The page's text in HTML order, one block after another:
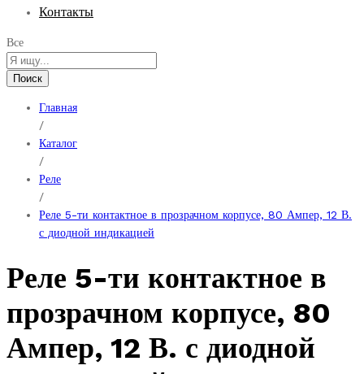
Контакты
Все
Поиск
Главная
/
Каталог
/
Реле
/
Реле 5-ти контактное в прозрачном корпусе, 80 Ампер, 12 В.
с диодной индикацией
Реле 5-ти контактное в
прозрачном корпусе, 80
Ампер, 12 В. с диодной